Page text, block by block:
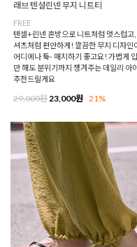
래브 텐셜린넨 무지 니트티
FREE
텐셀+린넨 혼방으로 니트처럼 멋스럽고,
셔츠처럼 편안하게! 깔끔한 무지 디자인
어디에나 툭- 매치하기 좋고요! 가볍게
만 해도 분위기까지 챙겨주는 데일리 아
추천드릴게요
29,000원23,000원 21%